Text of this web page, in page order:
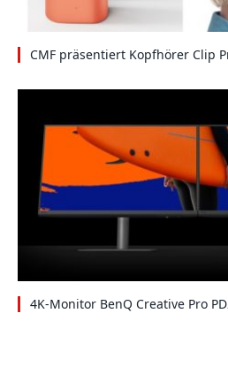
CMF präsentiert Kopfhörer Clip
4K-Monitor BenQ Creative Pro